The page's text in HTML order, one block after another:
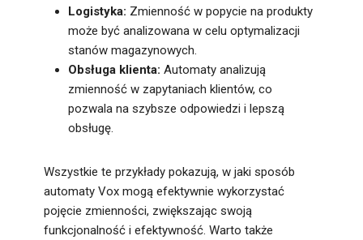
Logistyka: Zmienność w popycie na produkty
może być analizowana w celu optymalizacji
stanów magazynowych.
Obsługa klienta: Automaty analizują
zmienność w zapytaniach klientów, co
pozwala na szybsze odpowiedzi i lepszą
obsługę.
Wszystkie te przykłady pokazują, w jaki sposób
automaty Vox mogą efektywnie wykorzystać
pojęcie zmienności, zwiększając swoją
funkcjonalność i efektywność. Warto także